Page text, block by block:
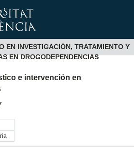
EN INVESTIGACIÓN, TRATAMIENTO Y
EN DROGODEPENDENCIAS
e intervención en